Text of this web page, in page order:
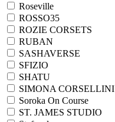
Roseville
ROSSO35
ROZIE CORSETS
RUBAN
SASHAVERSE
SFIZIO
SHATU
SIMONA CORSELLINI
Soroka On Course
ST. JAMES STUDIO